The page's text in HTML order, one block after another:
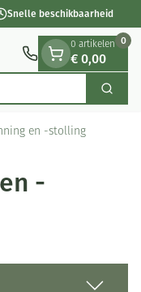
Snelle beschikbaarheid
Zoek
0 artikelen
€ 0,00
0
en -stolling
-